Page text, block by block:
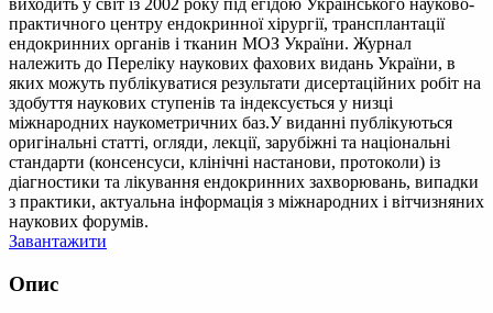
практичного центру ендокринної хірургії, трансплантації
ендокринних органів і тканин МОЗ України. Журнал
належить до Переліку наукових фахових видань України, в
яких можуть публікуватися результати дисертаційних робіт на
здобуття наукових ступенів та індексується у низці
міжнародних наукометричних баз.У виданні публікуються
оригінальні статті, огляди, лекції, зарубіжні та національні
стандарти (консенсуси, клінічні настанови, протоколи) із
діагностики та лікування ендокринних захворювань, випадки
з практики, актуальна інформація з міжнародних і вітчизняних
наукових форумів.
Завантажити
Опис